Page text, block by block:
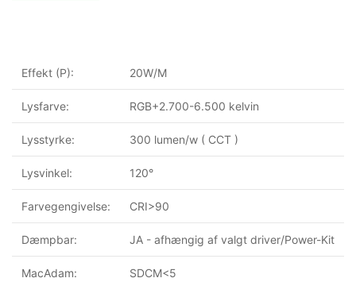
Effekt (P): 20W/M
Lysfarve: RGB+2.700-6.500 kelvin
Lysstyrke: 300 lumen/w ( CCT )
Lysvinkel: 120°
Farvegengivelse: CRI>90
Dæmpbar: JA - afhængig af valgt driver/Power-Kit
MacAdam: SDCM<5